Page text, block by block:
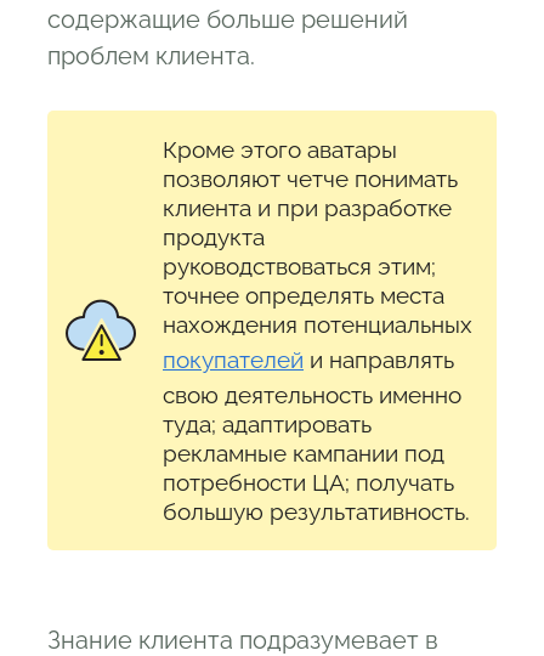
содержащие больше решений
проблем клиента.
Кроме этого аватары
позволяют четче понимать
клиента и при разработке
продукта
руководствоваться этим;
точнее определять места
нахождения потенциальных
покупателей и направлять
свою деятельность именно
туда; адаптировать
рекламные кампании под
потребности ЦА; получать
большую результативность.
Знание клиента подразумевает в